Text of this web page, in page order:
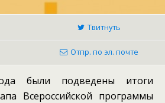
Твитнуть
Отпр. по эл. почте
были подведены итоги
Всероссийской программы